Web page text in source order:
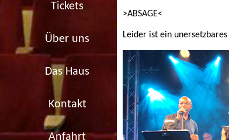
Tickets
Über uns
Das Haus
Kontakt
Anfahrt
>ABSAGE<
Leider ist ein